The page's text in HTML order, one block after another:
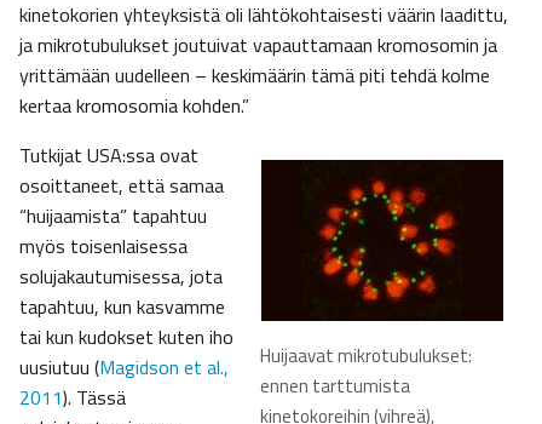
kinetokorien yhteyksistä oli lähtökohtaisesti väärin laadittu,
ja mikrotubulukset joutuivat vapauttamaan kromosomin ja
yrittämään uudelleen – keskimäärin tämä piti tehdä kolme
kertaa kromosomia kohden.”
Huijaavat mikrotubulukset:
ennen tarttumista
kinetokoreihin (vihreä),
Tutkijat USA:ssa ovat
osoittaneet, että samaa
“huijaamista” tapahtuu
myös toisenlaisessa
solujakautumisessa, jota
tapahtuu, kun kasvamme
tai kun kudokset kuten iho
uusiutuu (Magidson et al.,
2011). Tässä